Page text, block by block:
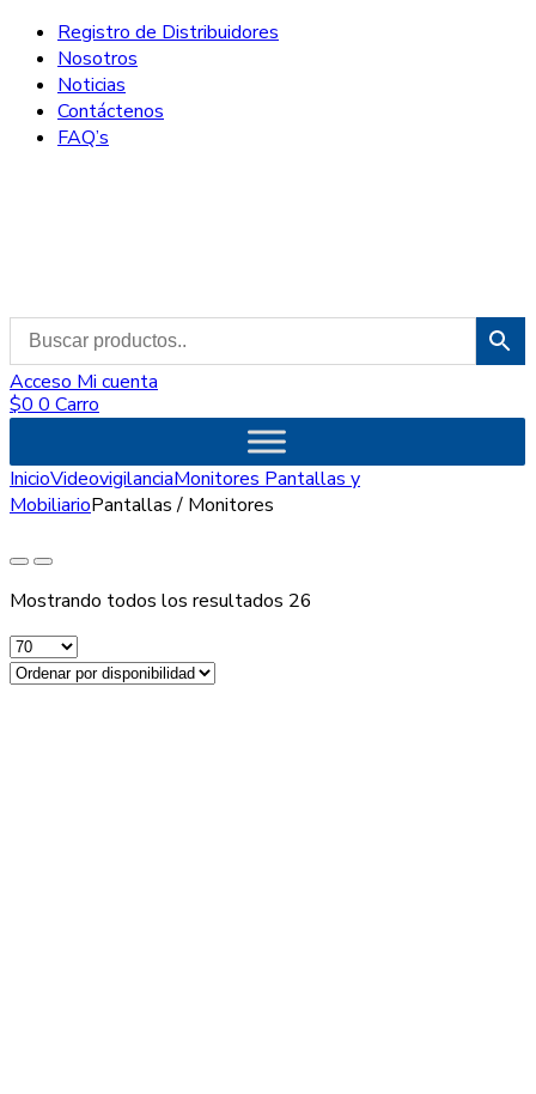
Registro de Distribuidores
Nosotros
Noticias
Contáctenos
FAQ’s
Acceso Mi cuenta
$0 0 Carro
InicioVideovigilanciaMonitores Pantallas y
MobiliarioPantallas / Monitores
Mostrando todos los resultados 26